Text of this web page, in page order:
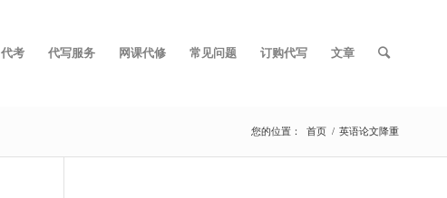
代考 代写服务 网课代修 常见问题 订购代写 文章
您的位置： 首页 / 英语论文降重